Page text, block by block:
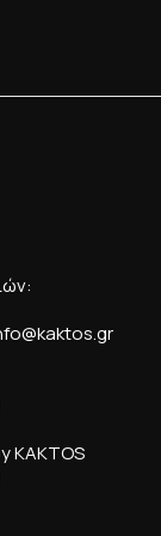
KAKTOS